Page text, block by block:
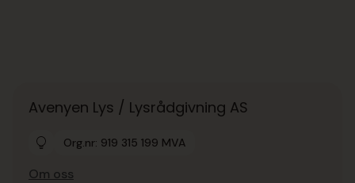
Avenyen Lys / Lysrådgivning AS
Org.nr: 919 315 199 MVA
Om oss